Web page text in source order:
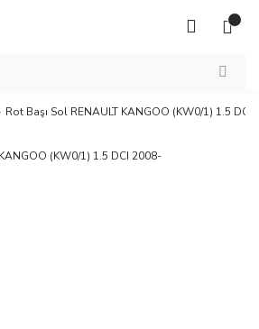
Rot Başı Sol RENAULT KANGOO (KW0/1) 1.5 DCI